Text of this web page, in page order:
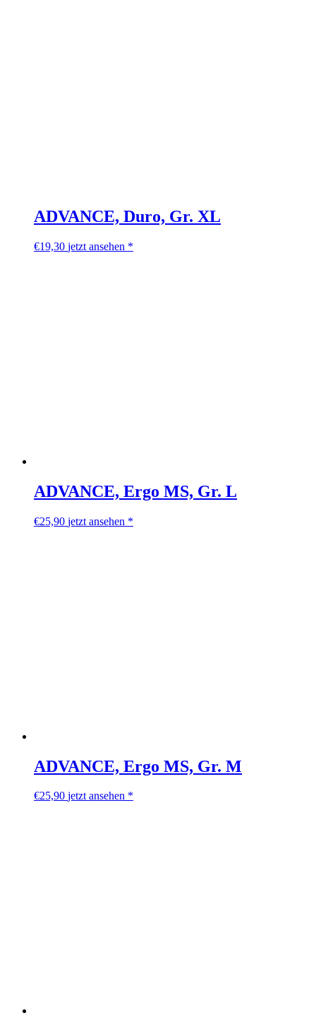
ADVANCE, Duro, Gr. XL
€19,30 jetzt ansehen *
ADVANCE, Ergo MS, Gr. L
€25,90 jetzt ansehen *
ADVANCE, Ergo MS, Gr. M
€25,90 jetzt ansehen *